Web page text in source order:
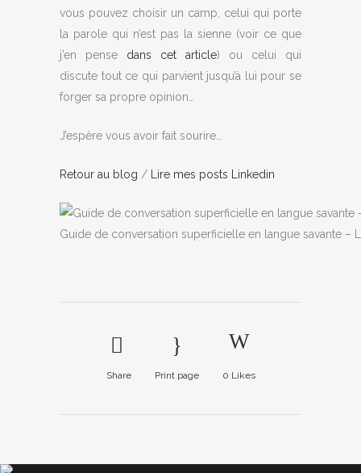
vous pouvez choisir un camp, celui qui porte
la parole qui n’est pas la sienne (voir ce que
j’en pense dans cet article) ou celui qui
discute tout ce qui parvient jusqu’à lui pour se
forger sa propre opinion…
J’espère vous avoir fait sourire…
Retour au blog / Lire mes posts Linkedin
Guide de conversation superficielle en langue savante –
Share Print page 0 Likes